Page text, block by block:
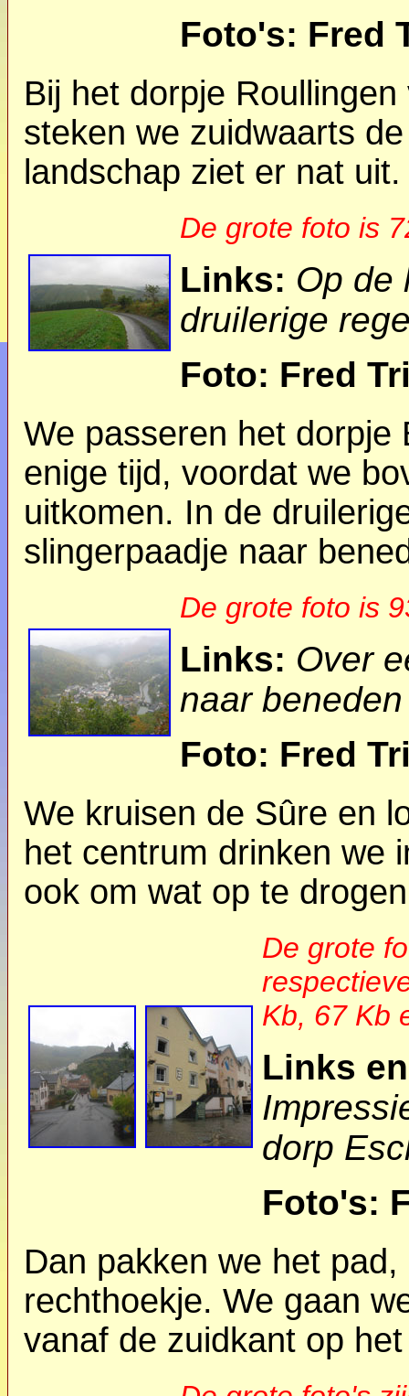
Foto's: Fred
Bij het dorpje
steken we zuidwaarts
landschap ziet er nat uit.
De grote foto is
Links: Op de
druilerige
Foto: Fred
We passeren het dorpje
enige tijd, voordat we
uitkomen. In de
slingerpaadje naar
De grote foto is
Links: Over
naar
Foto: Fred
We kruisen de Sûre en
het centrum drinken we
ook om wat op te
De grote
Kb, 67 Kb
Links
dorp
Foto's:
Dan pakken we het
rechthoekje. We gaan
vanaf de zuidkant op